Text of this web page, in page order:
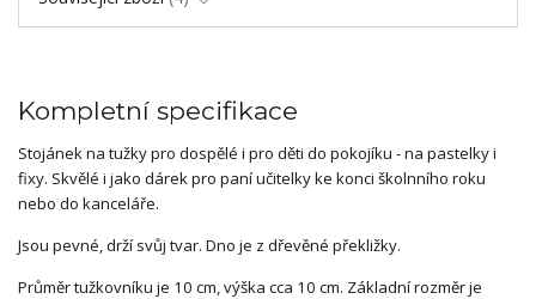
Kompletní specifikace
Stojánek na tužky pro dospělé i pro děti do pokojíku - na pastelky i
fixy. Skvělé i jako dárek pro paní učitelky ke konci školnního roku
nebo do kanceláře.
Jsou pevné, drží svůj tvar. Dno je z dřevěné překližky.
Průměr tužkovníku je 10 cm, výška cca 10 cm. Základní rozměr je